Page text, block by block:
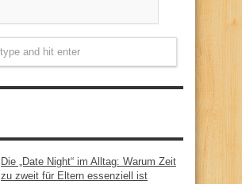
Die „Date Night“ im Alltag: Warum Zeit
zu zweit für Eltern essenziell ist